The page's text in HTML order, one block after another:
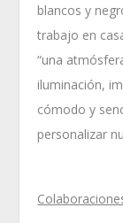
blancos y
trabajo en
“una
iluminación,
cómodo y
personalizar